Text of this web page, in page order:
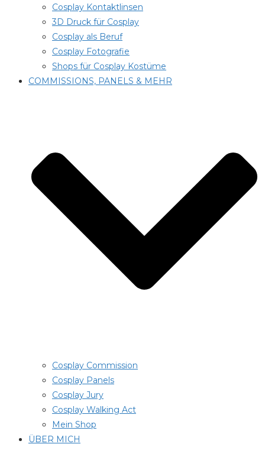
Cosplay Kontaktlinsen
3D Druck für Cosplay
Cosplay als Beruf
Cosplay Fotografie
Shops für Cosplay Kostüme
COMMISSIONS, PANELS & MEHR
Cosplay Commission
Cosplay Panels
Cosplay Jury
Cosplay Walking Act
Mein Shop
ÜBER MICH